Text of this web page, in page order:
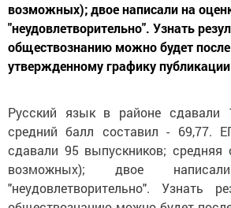
возможных); двое написали на
"неудовлетворительно". Узнать
обществознанию можно будет
утвержденному графику публикации
Русский язык в районе сдавали
средний балл составил - 69,77.
сдавали 95 выпускников; средняя
возможных); двое
"неудовлетворительно". Узнать